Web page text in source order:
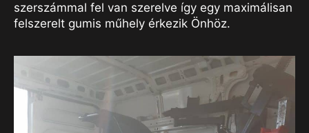
szerszámmal fel van szerelve így egy maximálisan
felszerelt gumis műhely érkezik Önhöz.